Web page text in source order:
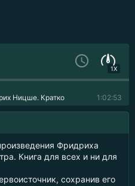
1X
1:02:53
Ницше. Кратко
Фридриха
Книга для всех и ни для
сохранив его